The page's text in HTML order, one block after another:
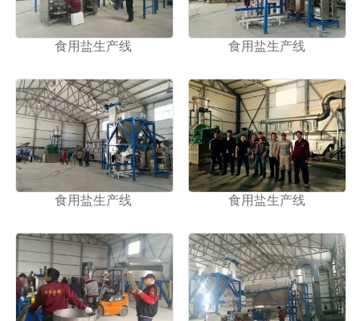
食用盐生产线 食用盐生产线
食用盐生产线 食用盐生产线